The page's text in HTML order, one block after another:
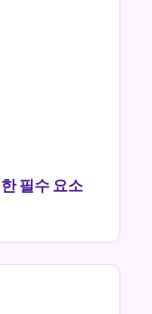
필수 요소